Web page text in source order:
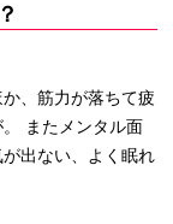
、筋力が落ちて疲
またメンタル面
出ない、よく眠れ